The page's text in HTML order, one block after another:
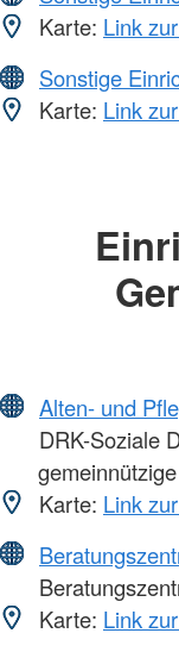
Karte: Link
Sonstige
Karte: Link
Alten- und
DRK-Soziale
Karte: Link
Karte: Link